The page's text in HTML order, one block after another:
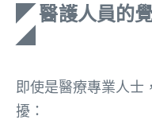
◤ 醫護人員的
◢
即使是醫療專業人士
擾：